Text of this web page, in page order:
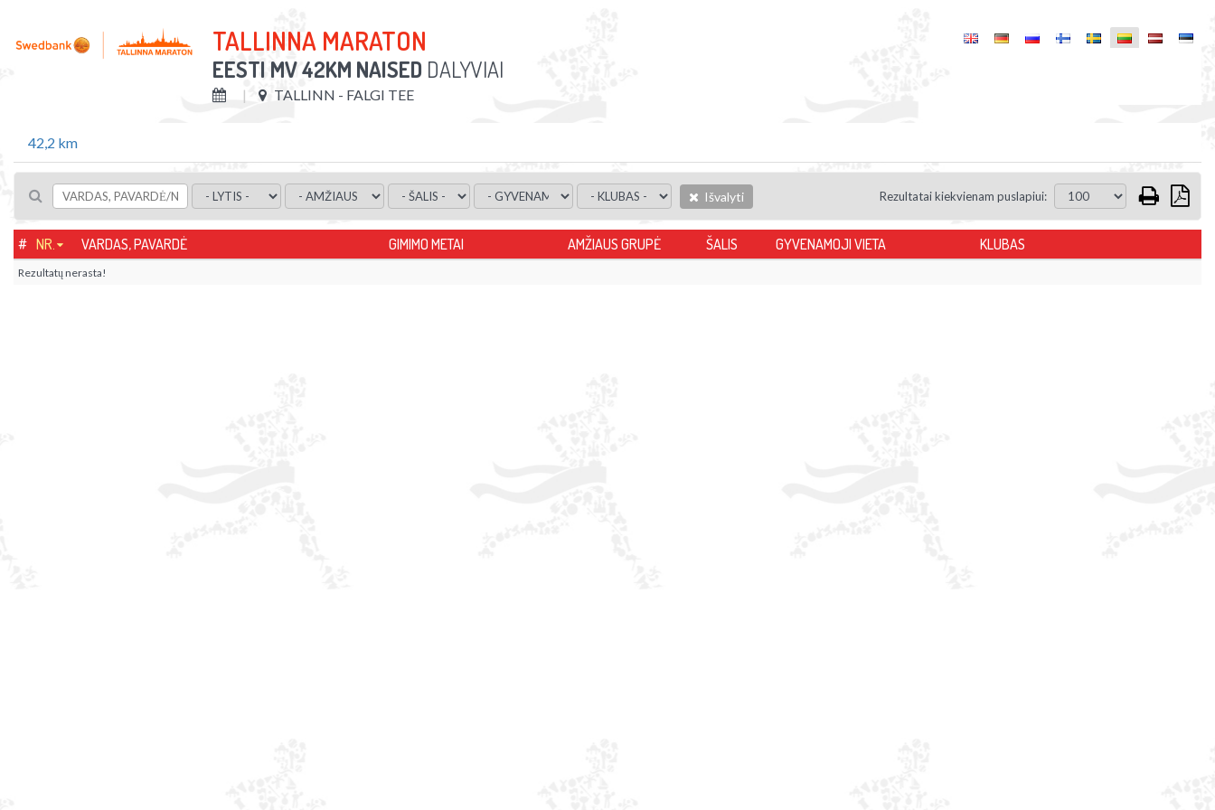
TALLINNA MARATON
EESTI MV 42KM NAISED DALYVIAI
TALLINN - FALGI TEE
42,2 km
Išvalyti Rezultatai kiekvienam puslapiui:
# NR. VARDAS, PAVARDĖ GIMIMO METAI AMŽIAUS GRUPĖ ŠALIS GYVENAMOJI VIETA KLUBAS
Rezultatų nerasta!